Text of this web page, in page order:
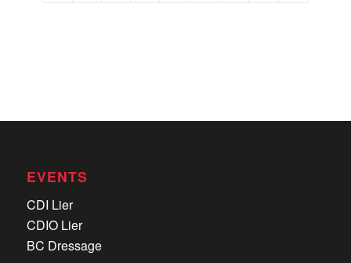
EVENTS
CDI Lier
CDIO Lier
BC Dressage